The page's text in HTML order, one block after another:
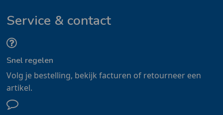
Service & contact
Snel regelen
Volg je bestelling, bekijk facturen of retourneer een
artikel.